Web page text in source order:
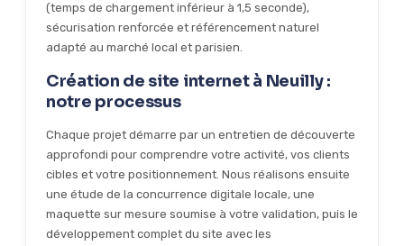
(temps de chargement inférieur à 1,5 seconde),
sécurisation renforcée et référencement naturel
adapté au marché local et parisien.
Création de site internet à Neuilly :
notre processus
Chaque projet démarre par un entretien de découverte
approfondi pour comprendre votre activité, vos clients
cibles et votre positionnement. Nous réalisons ensuite
une étude de la concurrence digitale locale, une
maquette sur mesure soumise à votre validation, puis le
développement complet du site avec les